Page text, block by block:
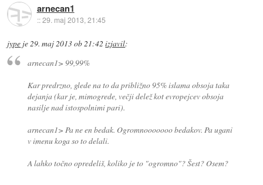
arnecan1
::29. maj 2013, 21:45
jype je29. maj 2013 ob 21:42 izjavil:
arnecan1> 99,99%
Kar predrzno, glede na to da približno 95% islama obsoja taka
dejanja (kar je, mimogrede, večji delež kot evropejcev obsoja
nasilje nad istospolnimi pari).
arnecan1> Pa ne en bedak. Ogromnooooooo bedakov. Pa ugani
v imenu koga so to delali.
A lahko točno opredeliš, koliko je to "ogromno"? Šest? Osem?